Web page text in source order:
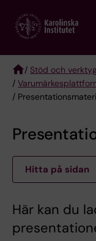
main
Breadcrumb
/ Stöd och
/
/
Hitta på sidan
Här kan du